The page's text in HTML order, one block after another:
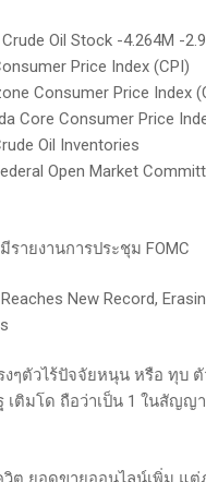
Oil Stock -4.264M -
Price Index (CPI)
Consumer Price Index
Core Consumer Price
Oil Inventories
Open Market
ายงานการประชุม FOMC
New Record,
งๆตัวไร้ปัจจัยหนุน หรือ ทุบ
เติมโด ถือว่าเป็น 1 ในสัญญ